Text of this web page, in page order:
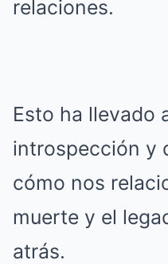
relaciones.
Esto ha llevado
introspección y
cómo nos
muerte y el
atrás.